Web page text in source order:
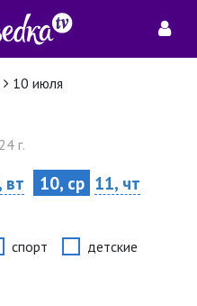
10 июля
г.
вт 10, ср 11, чт
спорт детские